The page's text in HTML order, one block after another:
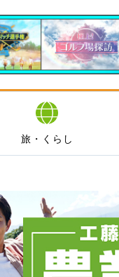
旅・くらし